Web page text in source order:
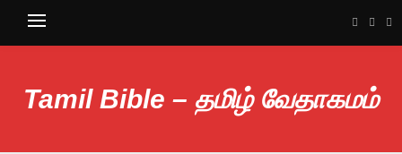
Tamil Bible – தமிழ் வேதாகமம்